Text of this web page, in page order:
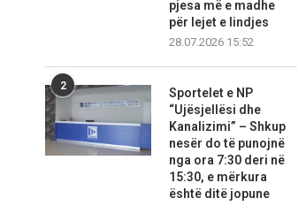
pjesa më e madhe
për lejet e lindjes
28.07.2026 15:52
2
Sportelet e NP
“Ujësjellësi dhe
Kanalizimi” – Shkup
nesër do të punojnë
nga ora 7:30 deri në
15:30, e mërkura
është ditë jopune